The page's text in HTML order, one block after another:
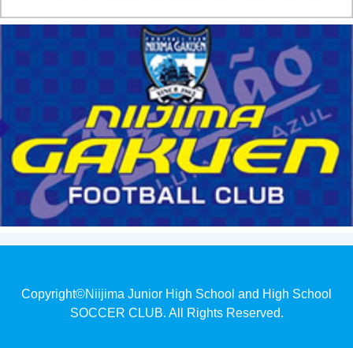
Copyright©Niijima Junior High School and High School
SOCCER CLUB. All Rights Reserved.